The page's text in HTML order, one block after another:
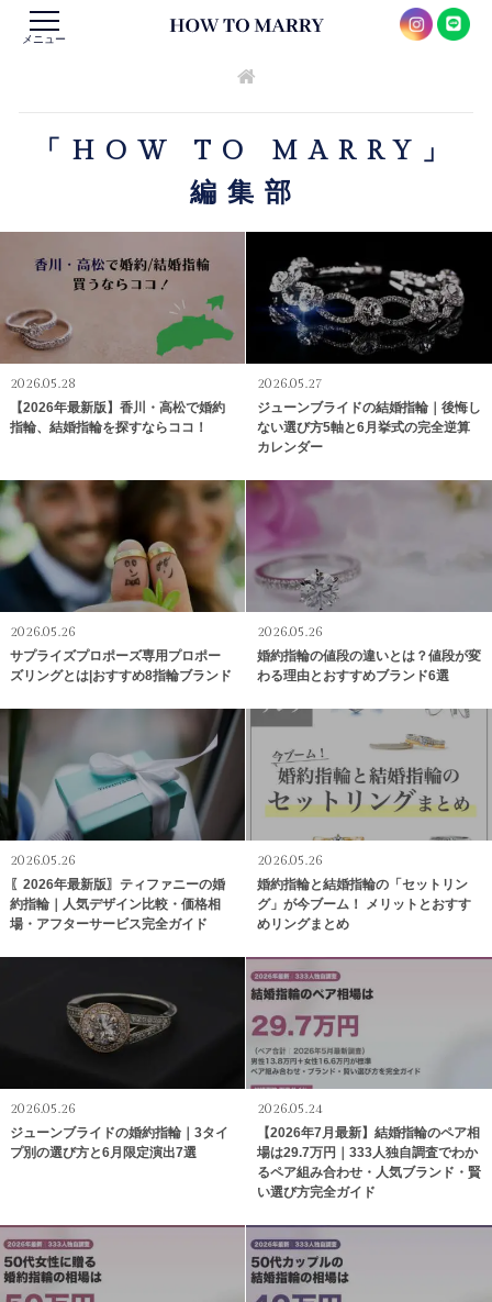
メニュー
「HOW TO MARRY」
編集部
2026.05.28
【2026年最新版】香川・高松で婚約
指輪、結婚指輪を探すならココ！
2026.05.27
ジューンブライドの結婚指輪｜後悔し
ない選び方5軸と6月挙式の完全逆算
カレンダー
2026.05.26
サプライズプロポーズ専用プロポー
ズリングとは|おすすめ8指輪ブランド
2026.05.26
婚約指輪の値段の違いとは？値段が変
わる理由とおすすめブランド6選
2026.05.26
〖2026年最新版〗ティファニーの婚
約指輪｜人気デザイン比較・価格相
場・アフターサービス完全ガイド
2026.05.26
婚約指輪と結婚指輪の「セットリン
グ」が今ブーム！ メリットとおすす
めリングまとめ
2026.05.26
ジューンブライドの婚約指輪｜3タイ
プ別の選び方と6月限定演出7選
2026.05.24
【2026年7月最新】結婚指輪のペア相
場は29.7万円｜333人独自調査でわか
るペア組み合わせ・人気ブランド・賢
い選び方完全ガイド